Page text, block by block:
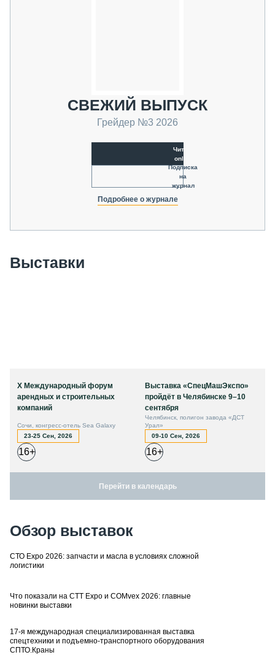
СВЕЖИЙ ВЫПУСК
Грейдер №3 2026
Читать
online
Подписка
на
журнал
Подробнее о журнале
Выставки
X Международный форум
арендных и строительных
компаний
Сочи, конгресс-отель Sea Galaxy
23-25 Сен, 2026
16+
Выставка «СпецМашЭкспо»
пройдёт в Челябинске 9–10
сентября
Челябинск, полигон завода «ДСТ
Урал»
09-10 Сен, 2026
16+
Перейти в календарь
Обзор выставок
СТО Expo 2026: запчасти и масла в условиях сложной
логистики
Что показали на CTT Expo и COMvex 2026: главные
новинки выставки
17-я международная специализированная выставка
спецтехники и подъемно-транспортного оборудования
СПТО.Краны